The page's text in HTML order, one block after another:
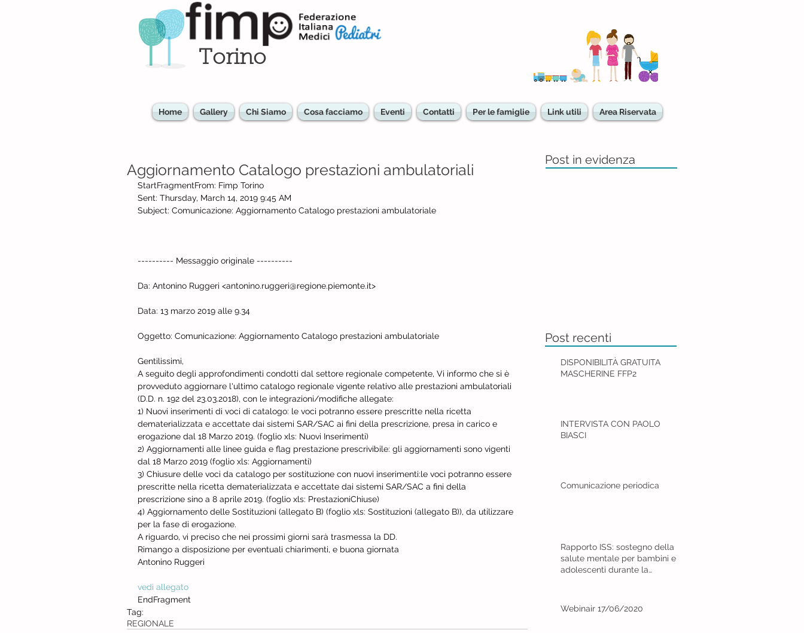
Torino
Home Gallery Chi Siamo Cosa facciamo Eventi Contatti Per le famiglie Link utili Area Riservata
Aggiornamento Catalogo prestazioni ambulatoriali
StartFragmentFrom: Fimp Torino
Sent: Thursday, March 14, 2019 9:45 AM
Subject: Comunicazione: Aggiornamento Catalogo prestazioni ambulatoriale
---------- Messaggio originale ----------
Da: Antonino Ruggeri <antonino.ruggeri@regione.piemonte.it>
Data: 13 marzo 2019 alle 9.34
Oggetto: Comunicazione: Aggiornamento Catalogo prestazioni ambulatoriale
Gentilissimi,
A seguito degli approfondimenti condotti dal settore regionale competente, Vi informo che si è
provveduto aggiornare l'ultimo catalogo regionale vigente relativo alle prestazioni ambulatoriali
(D.D. n. 192 del 23.03.2018), con le integrazioni/modifiche allegate:
1) Nuovi inserimenti di voci di catalogo: le voci potranno essere prescritte nella ricetta
dematerializzata e accettate dai sistemi SAR/SAC ai fini della prescrizione, presa in carico e
erogazione dal 18 Marzo 2019. (foglio xls: Nuovi Inserimenti)
2) Aggiornamenti alle linee guida e flag prestazione prescrivibile: gli aggiornamenti sono vigenti
dal 18 Marzo 2019 (foglio xls: Aggiornamenti)
3) Chiusure delle voci da catalogo per sostituzione con nuovi inserimenti:le voci potranno essere
prescritte nella ricetta dematerializzata e accettate dai sistemi SAR/SAC a fini della
prescrizione sino a 8 aprile 2019. (foglio xls: PrestazioniChiuse)
4) Aggiornamento delle Sostituzioni (allegato B) (foglio xls: Sostituzioni (allegato B)), da utilizzare
per la fase di erogazione.
A riguardo, vi preciso che nei prossimi giorni sarà trasmessa la DD.
Rimango a disposizione per eventuali chiarimenti, e buona giornata
Antonino Ruggeri
vedi allegato
EndFragment
Tag:
REGIONALE
Post in evidenza
Post recenti
DISPONIBILITÀ GRATUITA
MASCHERINE FFP2
INTERVISTA CON PAOLO
BIASCI
Comunicazione periodica
Rapporto ISS: sostegno della
salute mentale per bambini e
adolescenti durante la
Webinair 17/06/2020